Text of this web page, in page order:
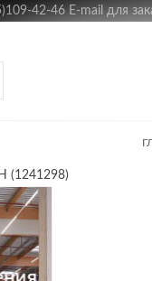
42-46 E-mail для
(1241298)